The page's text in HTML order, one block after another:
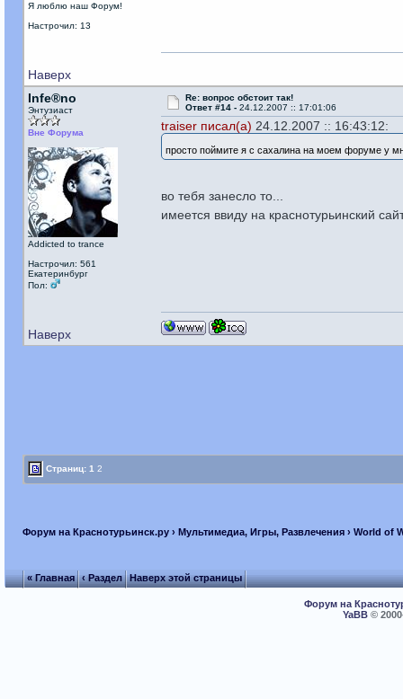
Я люблю наш Форум!
Настрочил: 13
Наверх
Infe®no
Энтузиаст
Вне Форума
Addicted to trance
Настрочил: 561
Екатеринбург
Пол:
Re: вопрос обстоит так!
Ответ #14 - 24.12.2007 :: 17:01:06
traiser писал(а) 24.12.2007 :: 16:43:12:
просто поймите я с сахалина на моем форуме у
во тебя занесло то...
имеется ввиду на краснотурьинский
Наверх
Страниц: 1 2
Форум на Краснотурьинск.ру› Мультимедиа, Игры, Развлечения› World of
« Главная ‹ Раздел Наверх этой страницы
Форум на
YaBB©